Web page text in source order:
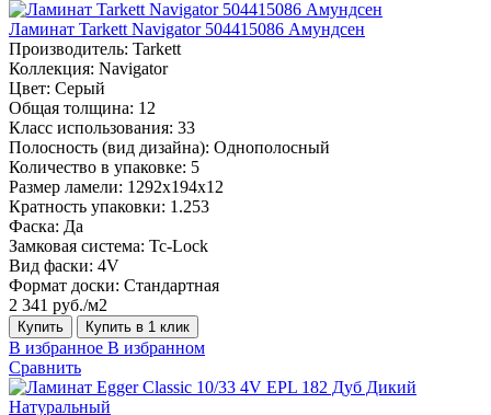
Ламинат Tarkett Navigator 504415086 Амундсен
Производитель: Tarkett
Коллекция: Navigator
Цвет: Серый
Общая толщина: 12
Класс использования: 33
Полосность (вид дизайна): Однополосный
Количество в упаковке: 5
Размер ламели: 1292х194х12
Кратность упаковки: 1.253
Фаска: Да
Замковая система: Tc-Lock
Вид фаски: 4V
Формат доски: Стандартная
2 341 руб./м2
Купить Купить в 1 клик
В избранное В избранном
Сравнить